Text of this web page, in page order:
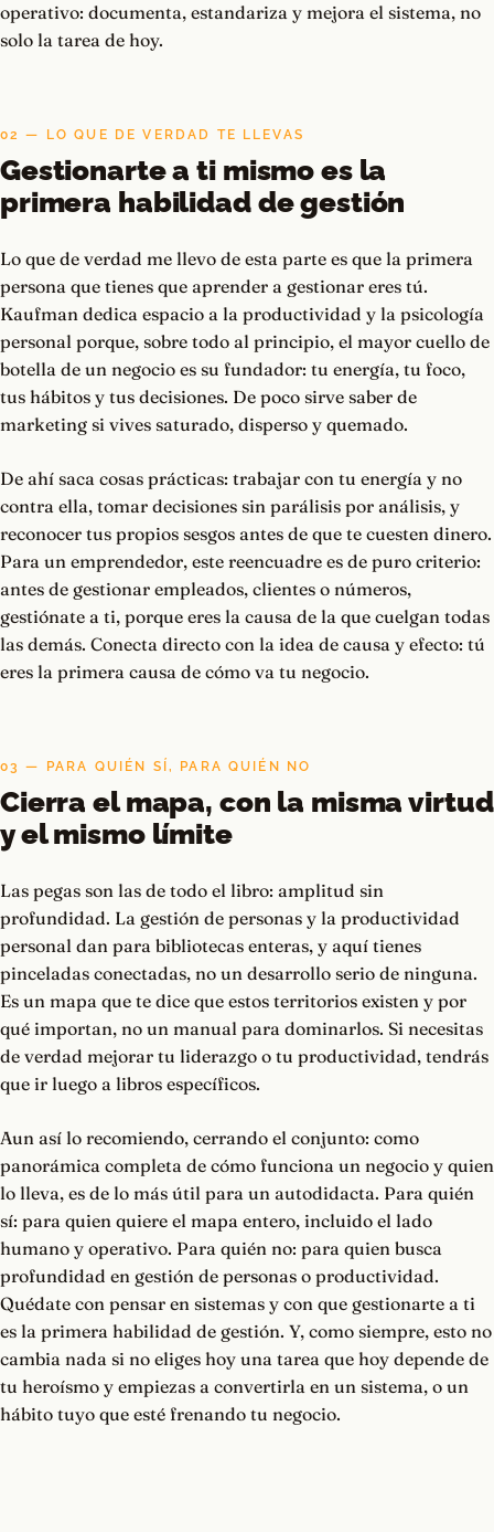
operativo: documenta, estandariza y mejora el sistema, no
solo la tarea de hoy.
02 — LO QUE DE VERDAD TE LLEVAS
Gestionarte a ti mismo es la
primera habilidad de gestión
Lo que de verdad me llevo de esta parte es que la primera
persona que tienes que aprender a gestionar eres tú.
Kaufman dedica espacio a la productividad y la psicología
personal porque, sobre todo al principio, el mayor cuello de
botella de un negocio es su fundador: tu energía, tu foco,
tus hábitos y tus decisiones. De poco sirve saber de
marketing si vives saturado, disperso y quemado.
De ahí saca cosas prácticas: trabajar con tu energía y no
contra ella, tomar decisiones sin parálisis por análisis, y
reconocer tus propios sesgos antes de que te cuesten dinero.
Para un emprendedor, este reencuadre es de puro criterio:
antes de gestionar empleados, clientes o números,
gestiónate a ti, porque eres la causa de la que cuelgan todas
las demás. Conecta directo con la idea de causa y efecto: tú
eres la primera causa de cómo va tu negocio.
03 — PARA QUIÉN SÍ, PARA QUIÉN NO
Cierra el mapa, con la misma virtud
y el mismo límite
Las pegas son las de todo el libro: amplitud sin
profundidad. La gestión de personas y la productividad
personal dan para bibliotecas enteras, y aquí tienes
pinceladas conectadas, no un desarrollo serio de ninguna.
Es un mapa que te dice que estos territorios existen y por
qué importan, no un manual para dominarlos. Si necesitas
de verdad mejorar tu liderazgo o tu productividad, tendrás
que ir luego a libros específicos.
Aun así lo recomiendo, cerrando el conjunto: como
panorámica completa de cómo funciona un negocio y quien
lo lleva, es de lo más útil para un autodidacta. Para quién
sí: para quien quiere el mapa entero, incluido el lado
humano y operativo. Para quién no: para quien busca
profundidad en gestión de personas o productividad.
Quédate con pensar en sistemas y con que gestionarte a ti
es la primera habilidad de gestión. Y, como siempre, esto no
cambia nada si no eliges hoy una tarea que hoy depende de
tu heroísmo y empiezas a convertirla en un sistema, o un
hábito tuyo que esté frenando tu negocio.